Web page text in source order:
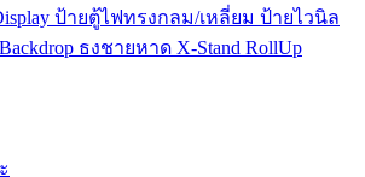
ป้ายตู้ไฟทรงกลม/เหลี่ยม ป้ายไวนิล
ธงชายหาด X-Stand RollUp